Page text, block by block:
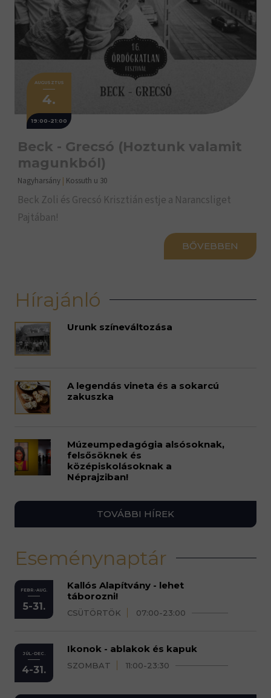
AUGUSZTUS
4.
19:00-21:00
Beck - Grecsó (Hoztunk valamit
magunkból)
Nagyharsány Kossuth u 30
Beck Zoli és Grecsó Krisztián estje a Narancsliget
Pajtában!
BŐVEBBEN
Hírajánló
Urunk színeváltozása
A legendás vineta és a sokarcú
zakuszka
Múzeumpedagógia alsósoknak,
felsősöknek és
középiskolásoknak a
Néprajziban!
TOVÁBBI HÍREK
Eseménynaptár
FEBR.-AUG.
5-31.
Kallós Alapítvány - lehet
táborozni!
CSÜTÖRTÖK 07:00-23:00
JÚL.-DEC.
4-31.
Ikonok - ablakok és kapuk
SZOMBAT 11:00-23:30